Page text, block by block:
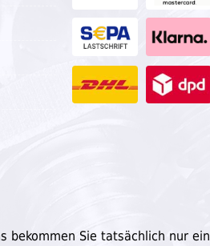
bekommen Sie tatsächlich nur